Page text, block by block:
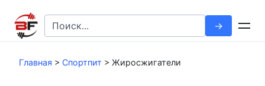
контенту
Search
for:
Главная > Спортпит > Жиросжигатели